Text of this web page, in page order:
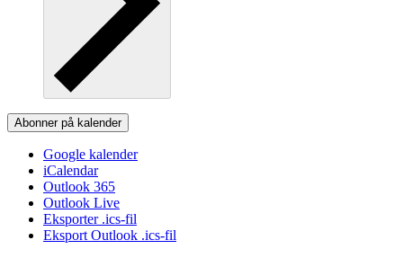
Abonner på kalender
Google kalender
iCalendar
Outlook 365
Outlook Live
Eksporter .ics-fil
Eksport Outlook .ics-fil